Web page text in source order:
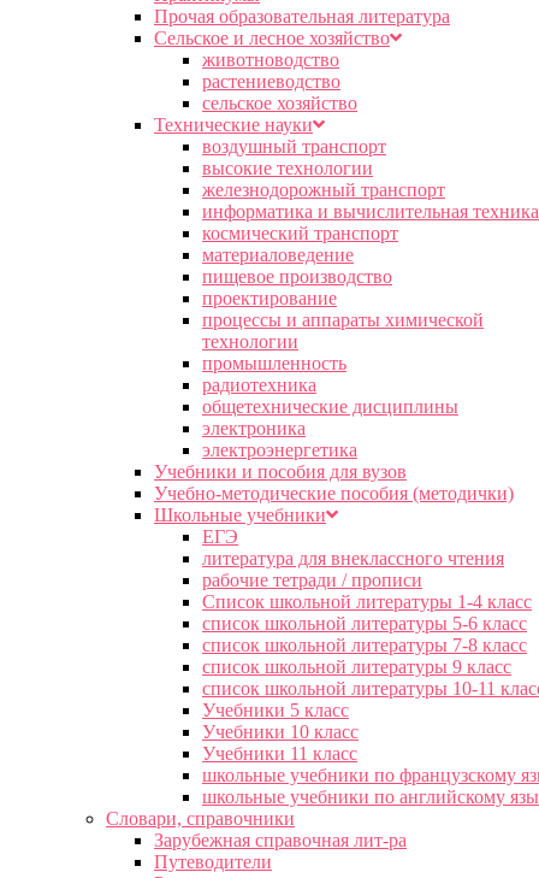
Прочая образовательная литература
Сельское и лесное хозяйство
животноводство
растениеводство
сельское хозяйство
Технические науки
воздушный транспорт
высокие технологии
железнодорожный транспорт
информатика и вычислительная техника
космический транспорт
материаловедение
пищевое производство
проектирование
процессы и аппараты химической
технологии
промышленность
радиотехника
общетехнические дисциплины
электроника
электроэнергетика
Учебники и пособия для вузов
Учебно-методические пособия (методички)
Школьные учебники
ЕГЭ
литература для внеклассного чтения
рабочие тетради / прописи
Список школьной литературы 1-4 класс
список школьной литературы 5-6 класс
список школьной литературы 7-8 класс
список школьной литературы 9 класс
список школьной литературы 10-11
Учебники 5 класс
Учебники 10 класс
Учебники 11 класс
школьные учебники по французскому
школьные учебники по английскому
Словари, справочники
Зарубежная справочная лит-ра
Путеводители